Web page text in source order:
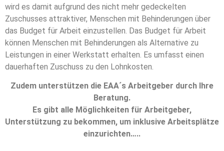
wird es damit aufgrund des nicht mehr gedeckelten
Zuschusses attraktiver, Menschen mit Behinderungen über
das Budget für Arbeit einzustellen. Das Budget für Arbeit
können Menschen mit Behinderungen als Alternative zu
Leistungen in einer Werkstatt erhalten. Es umfasst einen
dauerhaften Zuschuss zu den Lohnkosten.
Zudem unterstützen die EAA´s Arbeitgeber durch Ihre
Beratung.
Es gibt alle Möglichkeiten für Arbeitgeber,
Unterstützung zu bekommen, um inklusive Arbeitsplätze
einzurichten…..